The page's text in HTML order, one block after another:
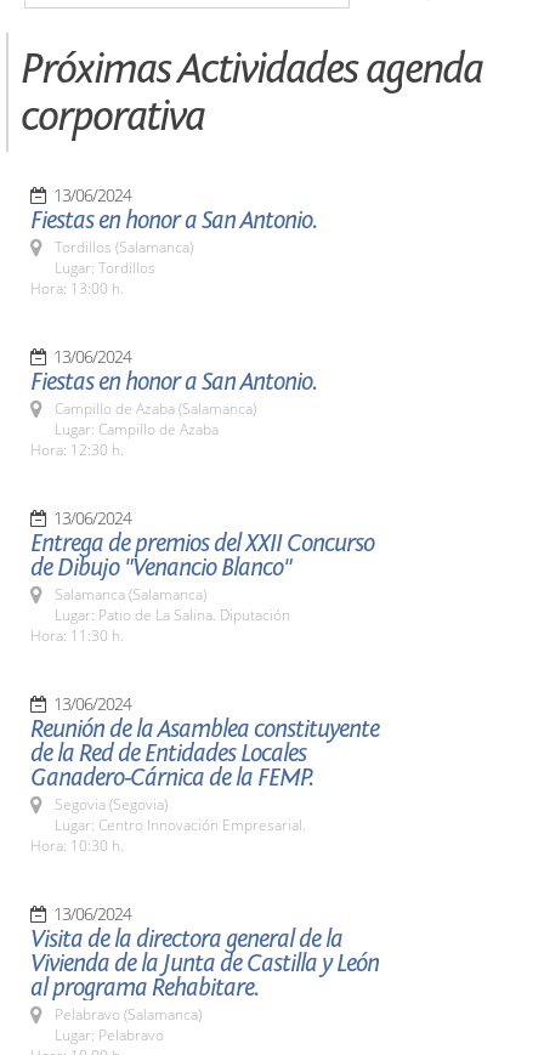
Próximas Actividades agenda
corporativa
13/06/2024
Fiestas en honor a San Antonio.
Tordillos (Salamanca)
Lugar: Tordillos
Hora: 13:00 h.
13/06/2024
Fiestas en honor a San Antonio.
Campillo de Azaba (Salamanca)
Lugar: Campillo de Azaba
Hora: 12:30 h.
13/06/2024
Entrega de premios del XXII Concurso
de Dibujo "Venancio Blanco"
Salamanca (Salamanca)
Lugar: Patio de La Salina. Diputación
Hora: 11:30 h.
13/06/2024
Reunión de la Asamblea constituyente
de la Red de Entidades Locales
Ganadero-Cárnica de la FEMP.
Segovia (Segovia)
Lugar: Centro Innovación Empresarial.
Hora: 10:30 h.
13/06/2024
Visita de la directora general de la
Vivienda de la Junta de Castilla y León
al programa Rehabitare.
Pelabravo (Salamanca)
Lugar: Pelabravo